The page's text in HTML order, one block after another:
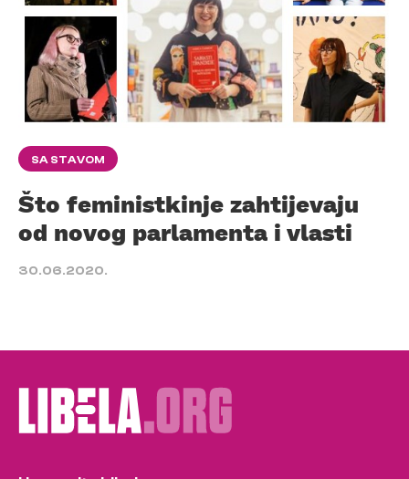
SA STAVOM
Što feministkinje zahtijevaju
od novog parlamenta i vlasti
30.06.2020.